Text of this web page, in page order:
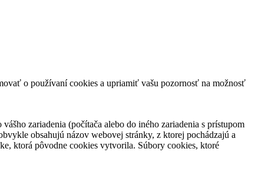
o používaní cookies a upriamiť vašu pozornosť na možnosť
zariadenia (počítača alebo do iného zariadenia s prístupom
obsahujú názov webovej stránky, z ktorej pochádzajú a
ktorá pôvodne cookies vytvorila. Súbory cookies, ktoré